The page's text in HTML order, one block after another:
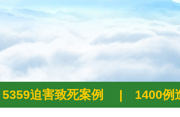
5359迫害致死案例 | 1400例